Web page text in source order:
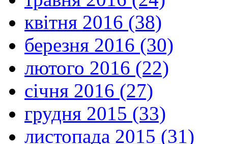
квітня 2016 (38)
березня 2016 (30)
лютого 2016 (22)
січня 2016 (27)
грудня 2015 (33)
листопада 2015 (31)